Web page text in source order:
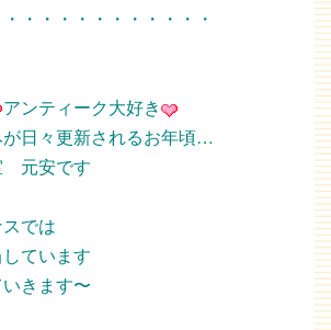
・・・・・・・・・・・
アンティーク大好き
日々更新されるお年頃…
元安です
では
ています
きます〜